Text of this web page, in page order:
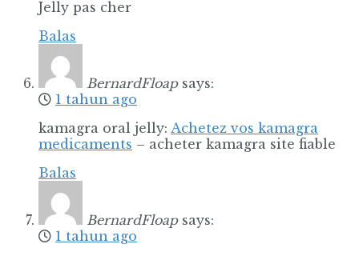
Jelly pas cher
Balas
BernardFloap says:
1 tahun ago
kamagra oral jelly: Achetez vos kamagra
medicaments – acheter kamagra site fiable
Balas
BernardFloap says:
1 tahun ago